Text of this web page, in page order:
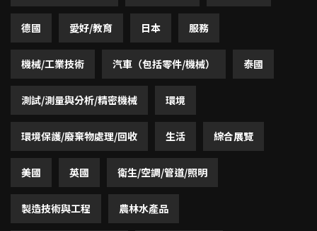
德國 愛好/教育 日本 服務
機械/工業技術 汽車（包括零件/機械） 泰國
測試/測量與分析/精密機械 環境
環境保護/廢棄物處理/回收 生活 綜合展覽
美國 英國 衛生/空調/管道/照明
製造技術與工程 農林水產品